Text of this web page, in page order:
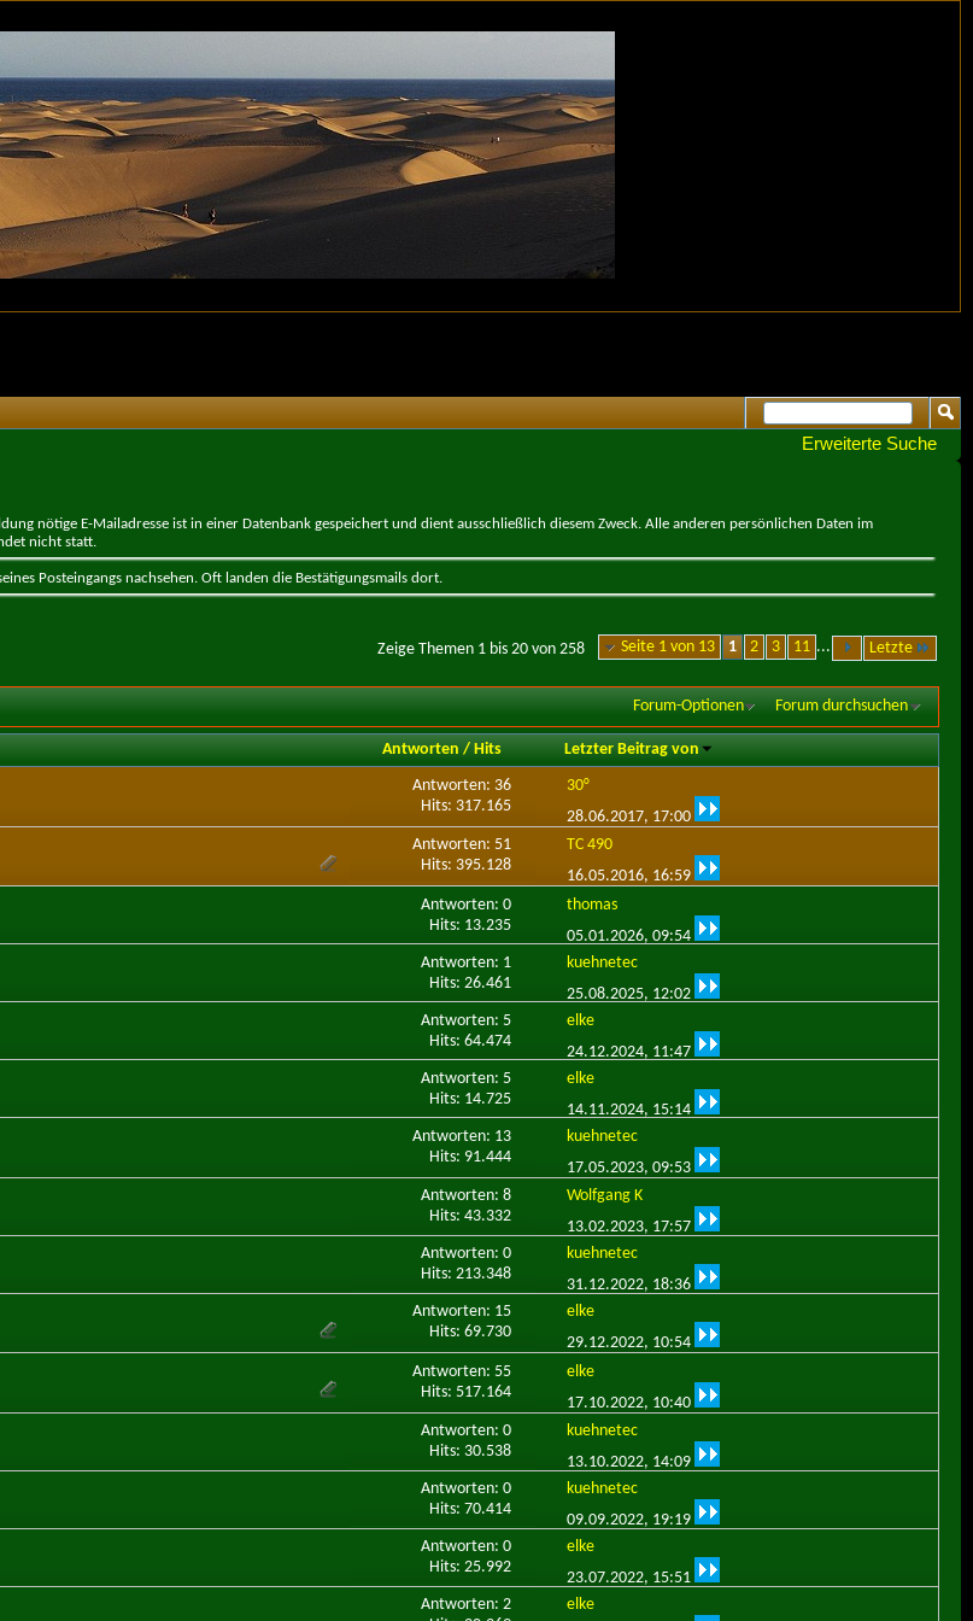
Erweiterte Suche
nötige E-Mailadresse ist in einer Datenbank gespeichert und dient ausschließlich diesem Zweck. Alle anderen persönlichen Daten im
nicht statt.
Posteingangs nachsehen. Oft landen die Bestätigungsmails dort.
Seite 1 von 13 1 2 3 11 ... Letzte
Zeige Themen 1 bis 20 von 258
Forum-Optionen Forum durchsuchen
Antworten / Hits
Letzter Beitrag von
Antworten: 36
Hits: 317.165
30°
28.06.2017, 17:00
Antworten: 51
Hits: 395.128
TC 490
16.05.2016, 16:59
Antworten: 0
Hits: 13.235
thomas
05.01.2026, 09:54
Antworten: 1
Hits: 26.461
kuehnetec
25.08.2025, 12:02
Antworten: 5
Hits: 64.474
elke
24.12.2024, 11:47
Antworten: 5
Hits: 14.725
elke
14.11.2024, 15:14
Antworten: 13
Hits: 91.444
kuehnetec
17.05.2023, 09:53
Antworten: 8
Hits: 43.332
Wolfgang K
13.02.2023, 17:57
Antworten: 0
Hits: 213.348
kuehnetec
31.12.2022, 18:36
Antworten: 15
Hits: 69.730
elke
29.12.2022, 10:54
Antworten: 55
Hits: 517.164
elke
17.10.2022, 10:40
Antworten: 0
Hits: 30.538
kuehnetec
13.10.2022, 14:09
Antworten: 0
Hits: 70.414
kuehnetec
09.09.2022, 19:19
Antworten: 0
Hits: 25.992
elke
23.07.2022, 15:51
Antworten: 2
elke